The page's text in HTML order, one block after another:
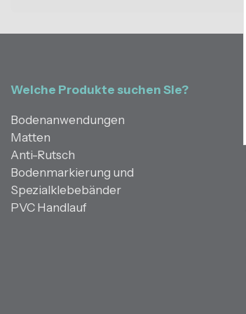
Welche Produkte suchen Sie?
Bodenanwendungen
Matten
Anti-Rutsch
Bodenmarkierung und
Spezialklebebänder
PVC Handlauf